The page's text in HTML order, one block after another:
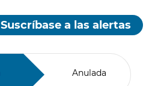
Suscríbase a las alertas
Anulada